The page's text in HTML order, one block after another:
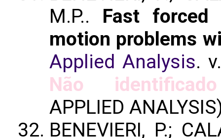
M.P.. Fast forced
motion problems
Applied Analysis.
Não identificado
APPLIED
BENEVIERI, P.;